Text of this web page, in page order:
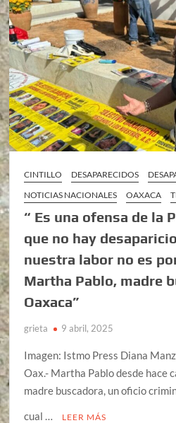
CINTILLO DESAPARECIDOS
NOTICIAS NACIONALES
OAXACA
“ Es una ofensa de la
que no hay
nuestra labor no es
Martha Pablo, madre
Oaxaca”
grieta 9 abril, 2025
Imagen: Istmo Press Diana
Oax.- Martha Pablo desde hace
madre buscadora, un oficio
cual …
LEER MÁS